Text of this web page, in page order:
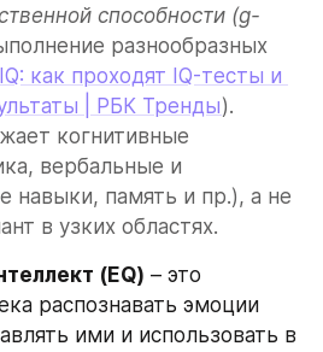
способности (g-
разнообразных
как проходят IQ-тесты и
| РБК Тренды).
когнитивные
вербальные и
навыки, память и пр.), а не
в узких областях.
(EQ) – это
распознавать эмоции
ими и использовать в